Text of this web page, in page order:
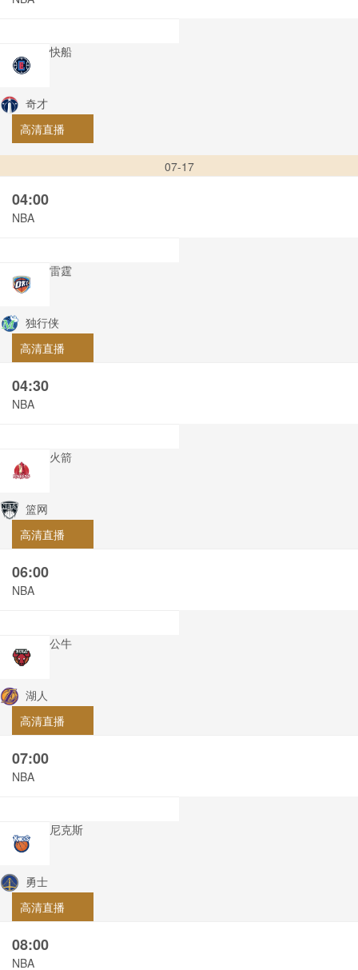
快船
奇才
高清直播
07-17
04:00
NBA
雷霆
独行侠
高清直播
04:30
NBA
火箭
篮网
高清直播
06:00
NBA
公牛
湖人
高清直播
07:00
NBA
尼克斯
勇士
高清直播
08:00
NBA